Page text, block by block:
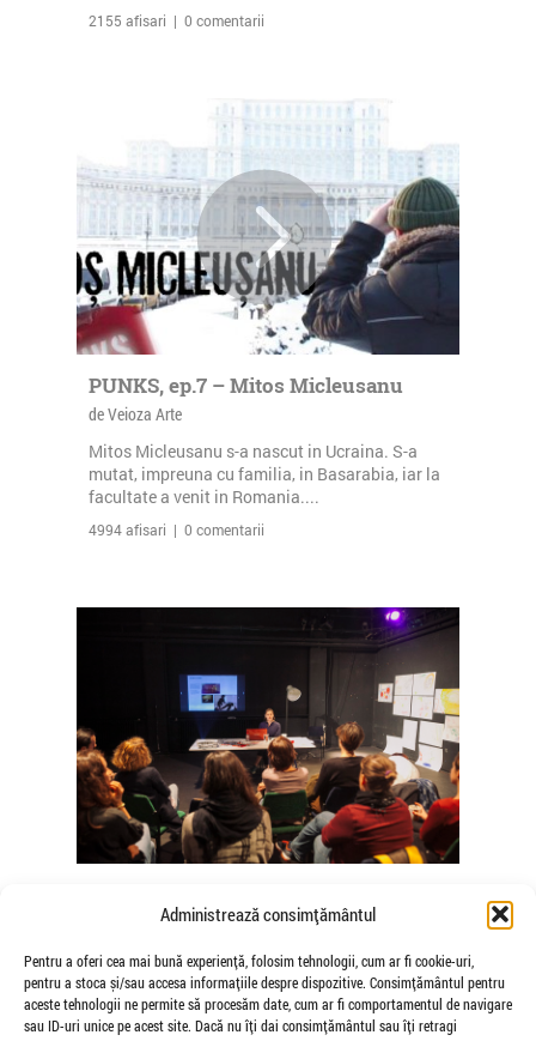
Administrează consimțământul
Pentru a oferi cea mai bună experiență, folosim tehnologii, cum ar fi cookie-uri,
pentru a stoca și/sau accesa informațiile despre dispozitive. Consimțământul pentru
aceste tehnologii ne permite să procesăm date, cum ar fi comportamentul de navigare
sau ID-uri unice pe acest site. Dacă nu îți dai consimțământul sau îți retragi
2155 afisari | 0 comentarii
PUNKS, ep.7 – Mitos Micleusanu
de Veioza Arte
Mitos Micleusanu s-a nascut in Ucraina. S-a
mutat, impreuna cu familia, in Basarabia, iar la
facultate a venit in Romania....
4994 afisari | 0 comentarii
Somatice susținute de coregrafele
Mădălina Dan și Valentina De Piante
Niculae
de Veioza Arte